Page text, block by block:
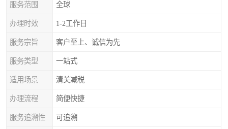
服务范围 全球
办理时效 1-2工作日
服务宗旨 客户至上、诚信为先
服务类型 一站式
适用场景 清关减税
办理流程 简便快捷
服务追溯性 可追溯